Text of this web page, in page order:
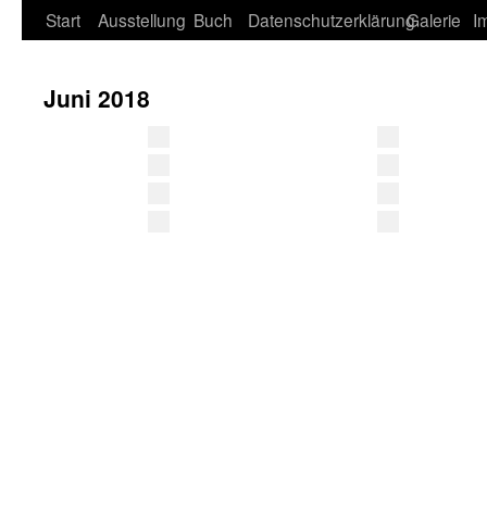
Start Ausstellung Buch DatenschutzerklärungGalerie
Juni 2018